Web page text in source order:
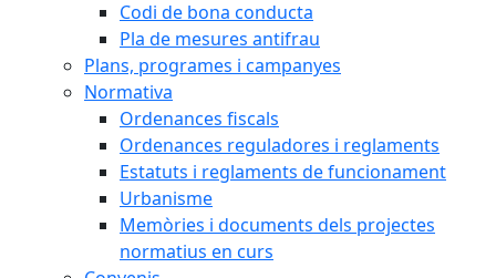
Codi de bona conducta
Pla de mesures antifrau
Plans, programes i campanyes
Normativa
Ordenances fiscals
Ordenances reguladores i reglaments
Estatuts i reglaments de funcionament
Urbanisme
Memòries i documents dels projectes
normatius en curs